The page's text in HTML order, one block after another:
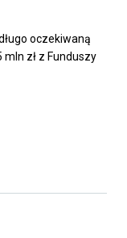
oczekiwaną
zł z Funduszy